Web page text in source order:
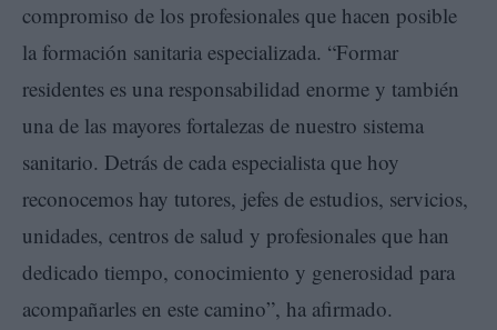
compromiso de los profesionales que hacen posible
la formación sanitaria especializada. “Formar
residentes es una responsabilidad enorme y también
una de las mayores fortalezas de nuestro sistema
sanitario. Detrás de cada especialista que hoy
reconocemos hay tutores, jefes de estudios, servicios,
unidades, centros de salud y profesionales que han
dedicado tiempo, conocimiento y generosidad para
acompañarles en este camino”, ha afirmado.